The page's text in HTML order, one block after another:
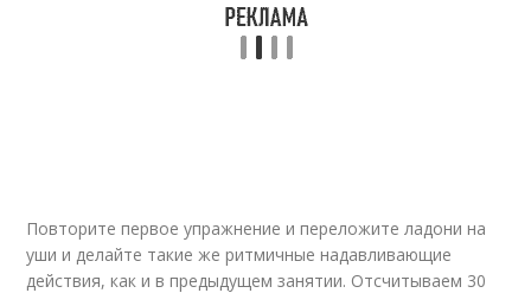
Повторите первое упражнение и переложите ладони на
уши и делайте такие же ритмичные надавливающие
действия, как и в предыдущем занятии. Отсчитываем 30